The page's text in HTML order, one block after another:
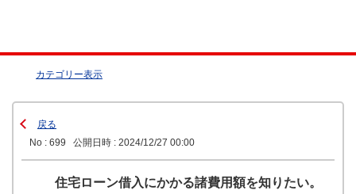
カテゴリー表示
戻る
No : 699
公開日時 : 2024/12/27 00:00
住宅ローン借入にかかる諸費用額を知りたい。